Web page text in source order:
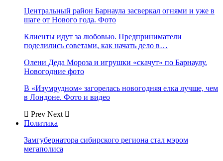
Центральный район Барнаула засверкал огнями и уже в
шаге от Нового года. Фото
Клиенты идут за любовью. Предприниматели
поделились советами, как начать дело в…
Олени Деда Мороза и игрушки «скачут» по Барнаулу.
Новогодние фото
В «Изумрудном» загорелась новогодняя елка лучше, чем
в Лондоне. Фото и видео
Prev Next
Политика
Замгубернатора сибирского региона стал мэром
мегаполиса